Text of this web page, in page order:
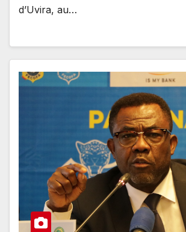
d’Uvira, au…